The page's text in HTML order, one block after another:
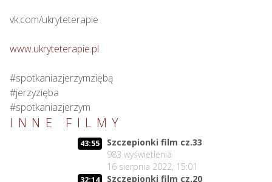
vk.com/ukryteterapie
www.ukryteterapie.pl
#spotkaniazjerzymziębą
#jerzyzięba
#spotkaniazjerzym
INNE FILMY
43:55
Szczepionki film cz.33
983 wyświetlenia
16 sierpnia 2022, 15:01
32:14
Szczepionki film cz.20